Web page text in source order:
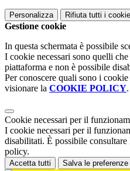
Personalizza Rifiuta tutti i
Gestione cookie
In questa schermata è possibile
I cookie necessari sono quelli
piattaforma e non è possibile
Per conoscere quali sono i
visionare la COOKIE POLICY.
Cookie necessari per il
I cookie necessari per il
disabilitati. È possibile
policy.
Accetta tutti Salva le preferenze